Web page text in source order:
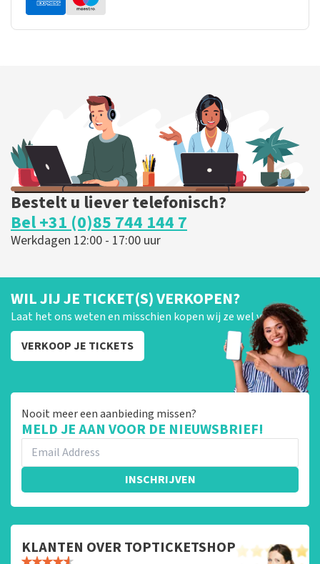
Bestelt u liever telefonisch?
Bel +31 (0)85 744 144 7
Werkdagen 12:00 - 17:00 uur
WIL JIJ JE TICKET(S) VERKOPEN?
Laat het ons weten en misschien kopen wij ze wel van je!
VERKOOP JE TICKETS
Nooit meer een aanbieding missen?
MELD JE AAN VOOR DE NIEUWSBRIEF!
INSCHRIJVEN
KLANTEN OVER TOPTICKETSHOP